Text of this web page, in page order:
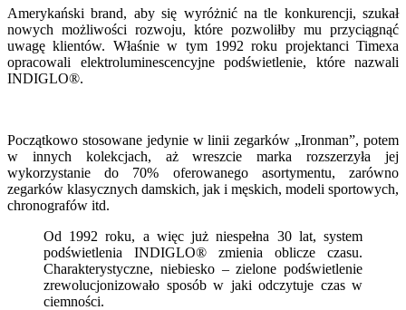
Amerykański brand, aby się wyróżnić na tle konkurencji, szukał
nowych możliwości rozwoju, które pozwoliłby mu przyciągnąć
uwagę klientów. Właśnie w tym 1992 roku projektanci Timexa
opracowali elektroluminescencyjne podświetlenie, które nazwali
INDIGLO®.
Początkowo stosowane jedynie w linii zegarków „Ironman”, potem
w innych kolekcjach, aż wreszcie marka rozszerzyła jej
wykorzystanie do 70% oferowanego asortymentu, zarówno
zegarków klasycznych damskich, jak i męskich, modeli sportowych,
chronografów itd.
Od 1992 roku, a więc już niespełna 30 lat, system
podświetlenia INDIGLO® zmienia oblicze czasu.
Charakterystyczne, niebiesko – zielone podświetlenie
zrewolucjonizowało sposób w jaki odczytuje czas w
ciemności.